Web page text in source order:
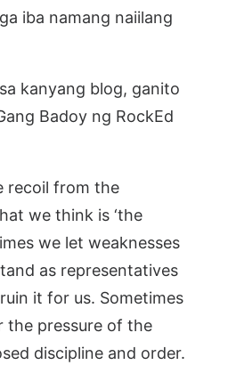
iba namang naiilang
kanyang blog, ganito
Badoy ng RockEd
recoil from the
we think is ‘the
we let weaknesses
as representatives
it for us. Sometimes
the pressure of the
discipline and order.